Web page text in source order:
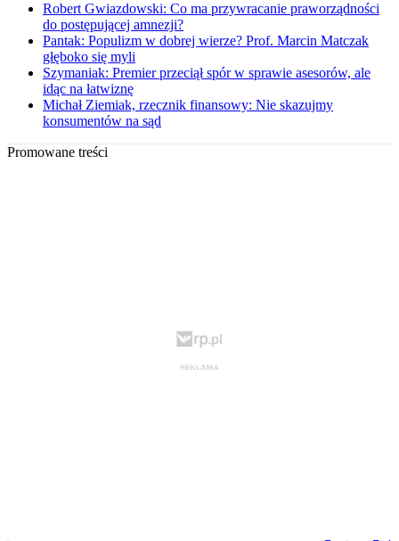
Robert Gwiazdowski: Co ma przywracanie praworządności
do postępującej amnezji?
Pantak: Populizm w dobrej wierze? Prof. Marcin Matczak
głęboko się myli
Szymaniak: Premier przeciął spór w sprawie asesorów, ale
idąc na łatwiznę
Michał Ziemiak, rzecznik finansowy: Nie skazujmy
konsumentów na sąd
Promowane treści